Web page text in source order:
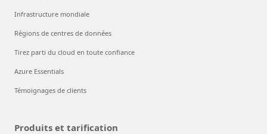
Infrastructure mondiale
Régions de centres de données
Tirez parti du cloud en toute confiance
Azure Essentials
Témoignages de clients
Produits et tarification